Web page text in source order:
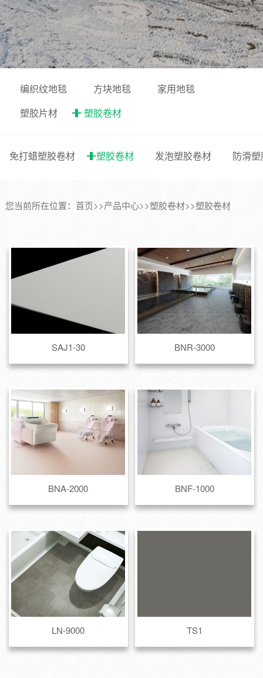
编织纹地毯 方块地毯
家用地毯
塑胶片材
塑胶卷材
免打蜡塑胶卷材 塑胶卷材 发泡塑胶卷材 防滑
您当前所在位置： 首页>>产品中心>>塑胶卷材>>塑胶卷材
SAJ1-30 BNR-3000
BNA-2000 BNF-1000
LN-9000 TS1